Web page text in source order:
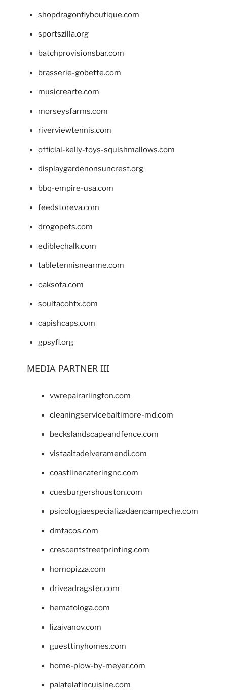
shopdragonflyboutique.com
sportszilla.org
batchprovisionsbar.com
brasserie-gobette.com
musicrearte.com
morseysfarms.com
riverviewtennis.com
official-kelly-toys-squishmallows.com
displaygardenonsuncrest.org
bbq-empire-usa.com
feedstoreva.com
drogopets.com
ediblechalk.com
tabletennisnearme.com
oaksofa.com
soultacohtx.com
capishcaps.com
gpsyfl.org
MEDIA PARTNER III
vwrepairarlington.com
cleaningservicebaltimore-md.com
beckslandscapeandfence.com
vistaaltadelveramendi.com
coastlinecateringnc.com
cuesburgershouston.com
psicologiaespecializadaencampeche.com
dmtacos.com
crescentstreetprinting.com
hornopizza.com
driveadragster.com
hematologa.com
lizaivanov.com
guesttinyhomes.com
home-plow-by-meyer.com
palatelatincuisine.com